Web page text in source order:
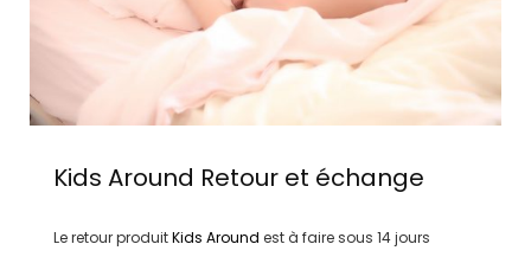
Kids Around Retour et échange
Le retour produitKids Around est à faire sous 14 jours